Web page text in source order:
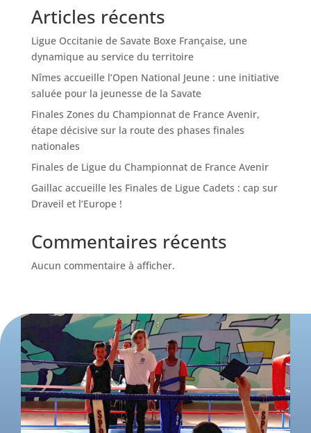
Articles récents
Ligue Occitanie de Savate Boxe Française, une
dynamique au service du territoire
Nîmes accueille l’Open National Jeune : une initiative
saluée pour la jeunesse de la Savate
Finales Zones du Championnat de France Avenir,
étape décisive sur la route des phases finales
nationales
Finales de Ligue du Championnat de France Avenir
Gaillac accueille les Finales de Ligue Cadets : cap sur
Draveil et l’Europe !
Commentaires récents
Aucun commentaire à afficher.